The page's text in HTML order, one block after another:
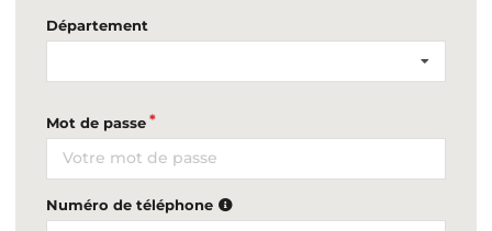
Département
Mot de passe
Numéro de téléphone